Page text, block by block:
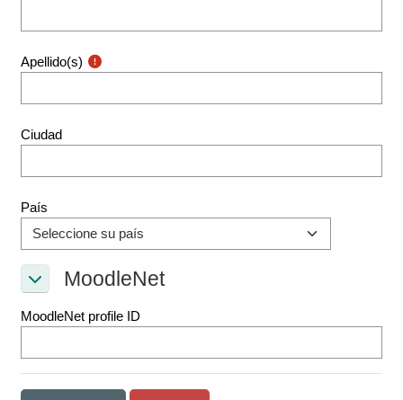
Apellido(s)
Ciudad
País
MoodleNet
MoodleNet
MoodleNet
MoodleNet profile ID